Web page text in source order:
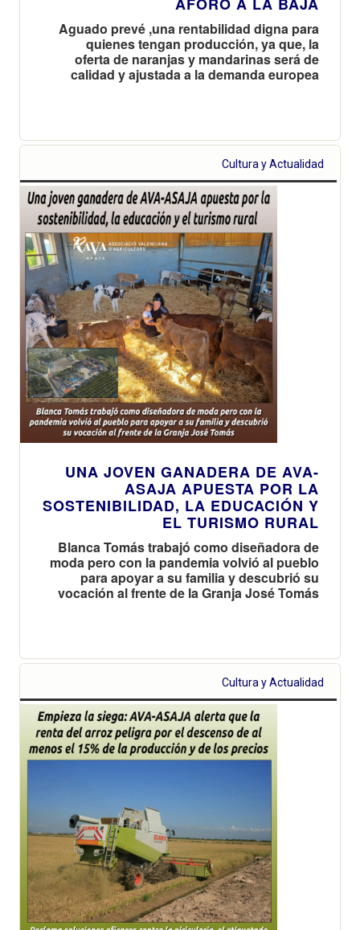
Aguado prevé ,una rentabilidad digna para
quienes tengan producción, ya que, la
oferta de naranjas y mandarinas será de
calidad y ajustada a la demanda europea
Cultura y Actualidad
UNA JOVEN GANADERA DE AVA-
ASAJA APUESTA POR LA
SOSTENIBILIDAD, LA EDUCACIÓN Y
EL TURISMO RURAL
Blanca Tomás trabajó como diseñadora de
moda pero con la pandemia volvió al pueblo
para apoyar a su familia y descubrió su
vocación al frente de la Granja José Tomás
Cultura y Actualidad